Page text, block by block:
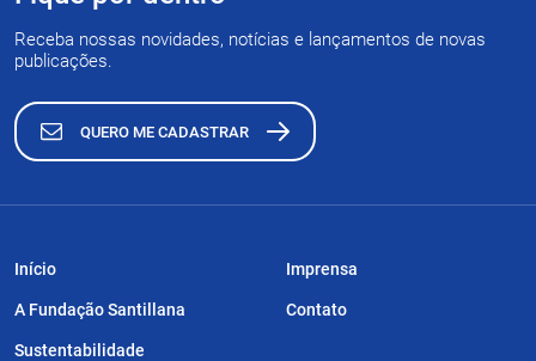
Receba nossas novidades, notícias e lançamentos de novas
publicações.
QUERO ME CADASTRAR
Início
A Fundação Santillana
Sustentabilidade
Imprensa
Contato